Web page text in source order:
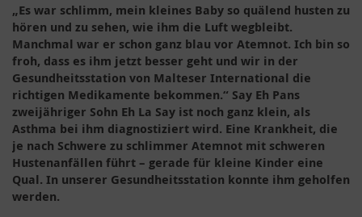
„Es war schlimm, mein kleines Baby so quälend husten zu
hören und zu sehen, wie ihm die Luft wegbleibt.
Manchmal war er schon ganz blau vor Atemnot. Ich bin so
froh, dass es ihm jetzt besser geht und wir in der
Gesundheitsstation von Malteser International die
richtigen Medikamente bekommen.“ Say Eh Pans
zweijähriger Sohn Eh La Say ist noch ganz klein, als
Asthma bei ihm diagnostiziert wird. Eine Krankheit, die
je nach Schwere zu schlimmer Atemnot mit schweren
Hustenanfällen führt – gerade für kleine Kinder eine
Qual. In unserer Gesundheitsstation konnte ihm geholfen
werden.